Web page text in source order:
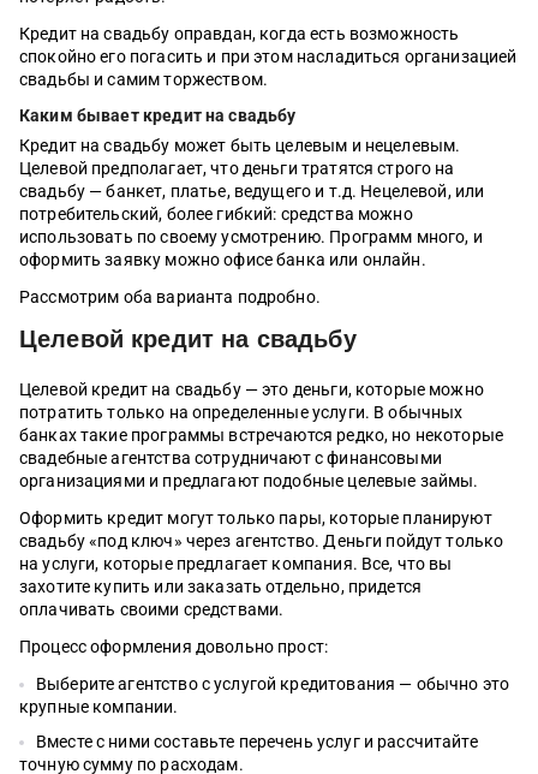
Кредит на свадьбу оправдан, когда есть возможность
спокойно его погасить и при этом насладиться организацией
свадьбы и самим торжеством.
Каким бывает кредит на свадьбу
Кредит на свадьбу может быть целевым и нецелевым.
Целевой предполагает, что деньги тратятся строго на
свадьбу — банкет, платье, ведущего и т.д. Нецелевой, или
потребительский, более гибкий: средства можно
использовать по своему усмотрению. Программ много, и
оформить заявку можно офисе банка или онлайн.
Рассмотрим оба варианта подробно.
Целевой кредит на свадьбу
Целевой кредит на свадьбу — это деньги, которые можно
потратить только на определенные услуги. В обычных
банках такие программы встречаются редко, но некоторые
свадебные агентства сотрудничают с финансовыми
организациями и предлагают подобные целевые займы.
Оформить кредит могут только пары, которые планируют
свадьбу «под ключ» через агентство. Деньги пойдут только
на услуги, которые предлагает компания. Все, что вы
захотите купить или заказать отдельно, придется
оплачивать своими средствами.
Процесс оформления довольно прост:
Выберите агентство с услугой кредитования — обычно это
крупные компании.
Вместе с ними составьте перечень услуг и рассчитайте
точную сумму по расходам.